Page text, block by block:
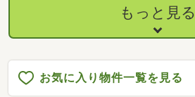
もっと見る
お気に入り物件一覧を見る